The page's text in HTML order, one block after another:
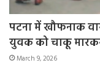
पटना में खौफनाक
युवक को चाकू
March 9, 2026